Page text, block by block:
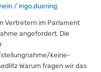
/ ingo.duering
Vertretern im Parlament
angefordert. Die
keine-
Warum fragen wir das